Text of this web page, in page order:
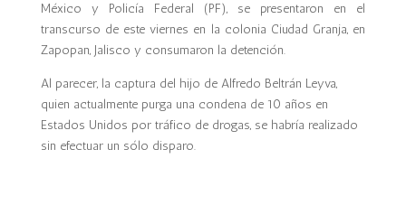
México y Policía Federal (PF), se presentaron en el
transcurso de este viernes en la colonia Ciudad Granja, en
Zapopan, Jalisco y consumaron la detención.
Al parecer, la captura del hijo de Alfredo Beltrán Leyva,
quien actualmente purga una condena de 10 años en
Estados Unidos por tráfico de drogas, se habría realizado
sin efectuar un sólo disparo.